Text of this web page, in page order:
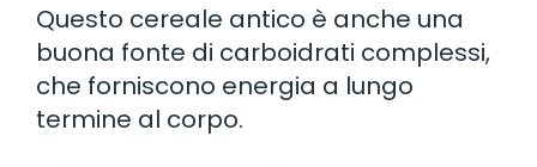
Questo cereale antico è anche una
buona fonte di carboidrati complessi,
che forniscono energia a lungo
termine al corpo.